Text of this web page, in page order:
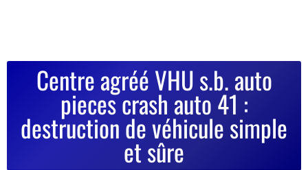
Centre agréé VHU s.b. auto
pieces crash auto 41 :
destruction de véhicule simple
et sûre